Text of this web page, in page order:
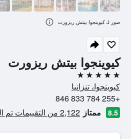
كيوينجوا بيتش ريزورت
5 نجوم
كيوينجوا، تنزانيا
+255 784 833 846
8.5 ممتاز 2,122 من التقييمات تم التحقق منها
صور لـ كيوينجوا بيتش ريزورت